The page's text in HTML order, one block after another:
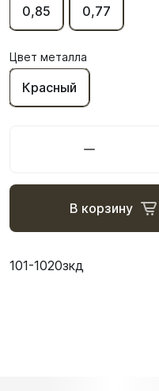
0,85 0,77
Цвет металла
Красный
В корзину
101-1020зкд